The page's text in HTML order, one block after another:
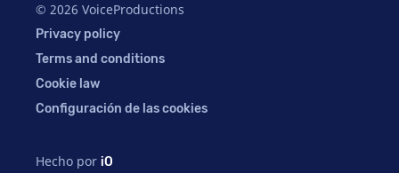
© 2026 VoiceProductions
Privacy policy
Terms and conditions
Cookie law
Configuración de las cookies
Hecho por iO